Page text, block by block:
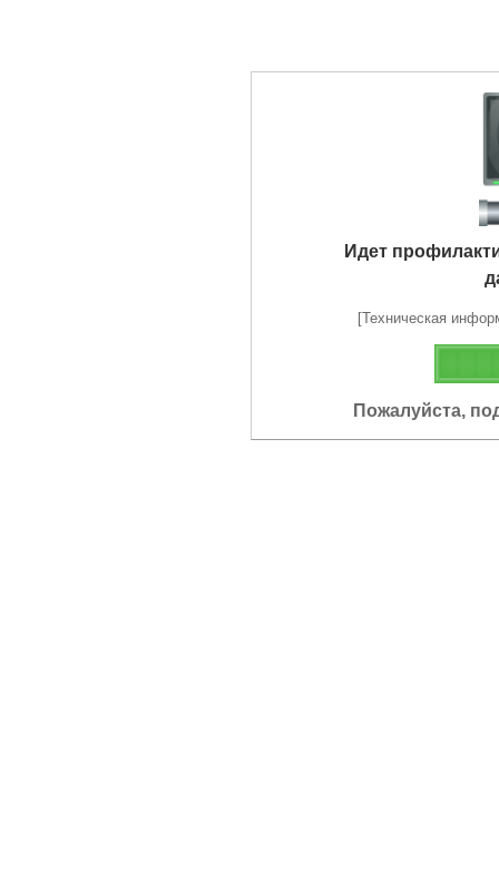
Идет
[Техническая
Пожалуйста,